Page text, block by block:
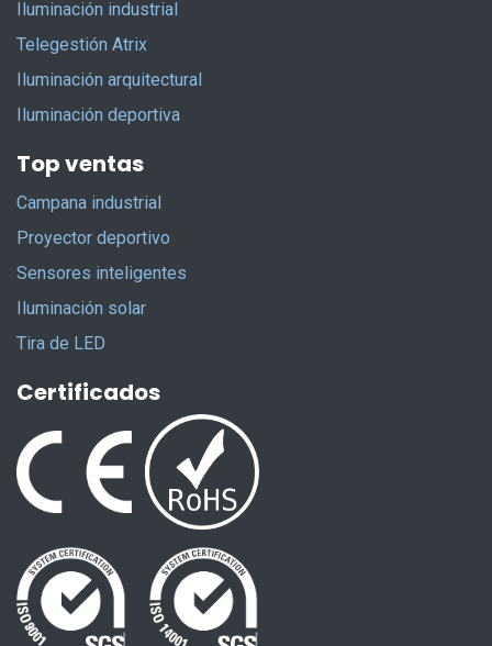
Iluminación industrial
Telegestión Atrix
Iluminación arquitectural
Iluminación deportiva
Top ventas
Campana industrial
Proyector deportivo
Sensores inteligentes
Iluminación solar
Tira de LED
Certificados